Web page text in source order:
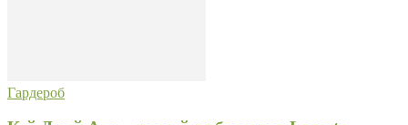
Гардероб